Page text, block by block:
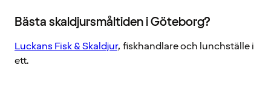
Bästa skaldjursmåltiden i Göteborg?
Luckans Fisk & Skaldjur, fiskhandlare och lunchställe i
ett.